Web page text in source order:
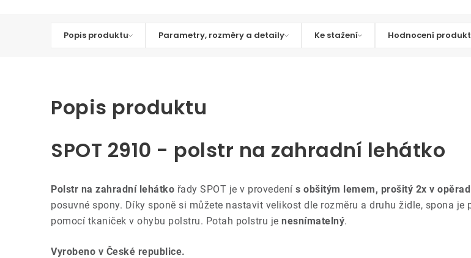
Popis produktu Parametry, rozměry a detaily Ke stažení Hodnocení
Popis produktu
SPOT 2910 - polstr na zahradní lehátko
Polstr na zahradní lehátko řady SPOT je v provedení s obšitým lemem, prošitý 2x v
posuvné spony. Díky sponě si můžete nastavit velikost dle rozměru a druhu židle, spona je
pomocí tkaniček v ohybu polstru. Potah polstru je nesnímatelný.
Vyrobeno v České republice.